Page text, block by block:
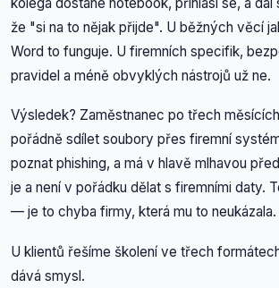
že "si na to nějak přijde". U běžných věcí
Word to funguje. U firemních specifik,
pravidel a méně obvyklých nástrojů už ne.
Výsledek? Zaměstnanec po třech
pořádně sdílet soubory přes firemní
poznat phishing, a má v hlavě mlhavou
je a není v pořádku dělat s firemními daty.
— je to chyba firmy, která mu to neukázala.
U klientů řešíme školení ve třech
dává smysl.